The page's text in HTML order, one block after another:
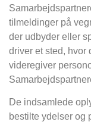
tilmeldinger på
der udbyder eller
driver et sted, hvor
videregiver
De indsamlede
bestilte ydelser og